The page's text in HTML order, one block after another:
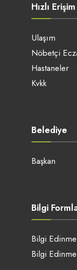
Hızlı Erişim
Ulaşım
Nöbetçi
Hastaneler
Kvkk
Belediye
Başkan
Bilgi
Bilgi
Bilgi